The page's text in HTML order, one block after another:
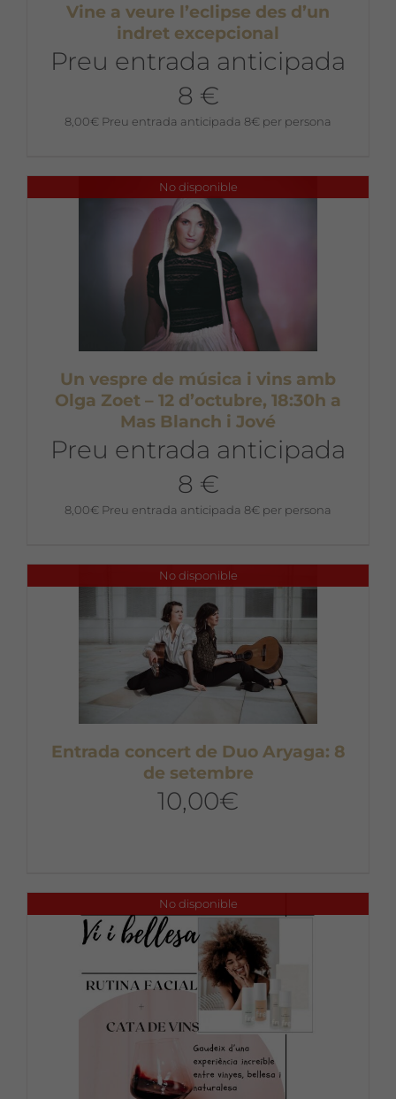
Vine a veure l’eclipse des d’un
indret excepcional
Preu entrada anticipada
8 €
8,00€ Preu entrada anticipada 8€ per persona
No disponible
Un vespre de música i vins amb
Olga Zoet – 12 d’octubre, 18:30h a
Mas Blanch i Jové
Preu entrada anticipada
8 €
8,00€ Preu entrada anticipada 8€ per persona
No disponible
Entrada concert de Duo Aryaga: 8
de setembre
10,00€
No disponible